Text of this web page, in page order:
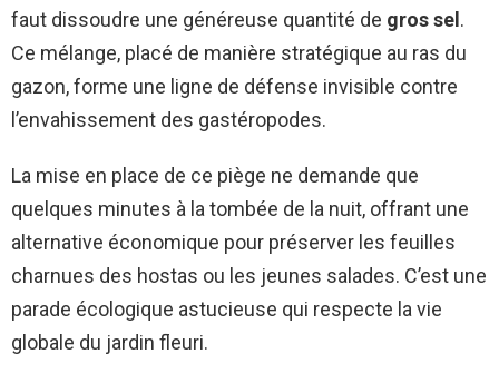
faut dissoudre une généreuse quantité de gros sel.
Ce mélange, placé de manière stratégique au ras du
gazon, forme une ligne de défense invisible contre
l’envahissement des gastéropodes.
La mise en place de ce piège ne demande que
quelques minutes à la tombée de la nuit, offrant une
alternative économique pour préserver les feuilles
charnues des hostas ou les jeunes salades. C’est une
parade écologique astucieuse qui respecte la vie
globale du jardin fleuri.